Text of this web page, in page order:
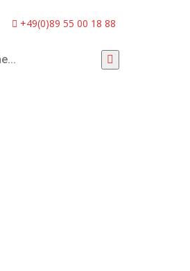
+49(0)89 55 00 18 88